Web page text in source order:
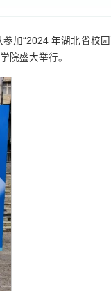
加“2024 年湖北省校园
院盛大举行。